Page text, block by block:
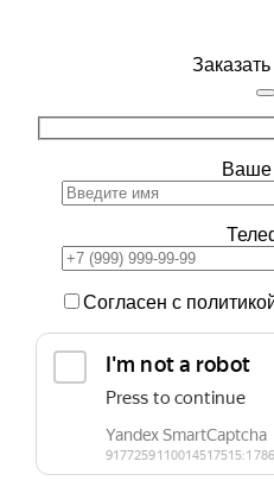
Ваше
Согласен с